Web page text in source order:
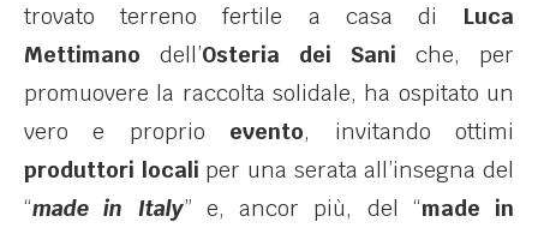
trovato terreno fertile a casa di Luca
Mettimano dell’Osteria dei Sani che, per
promuovere la raccolta solidale, ha ospitato un
vero e proprio evento, invitando ottimi
produttori locali per una serata all’insegna del
“made in Italy” e, ancor più, del “made in